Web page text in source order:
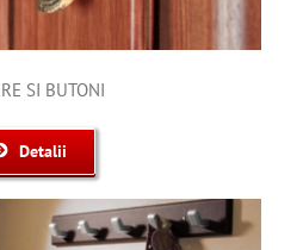
SI BUTONI
Detalii